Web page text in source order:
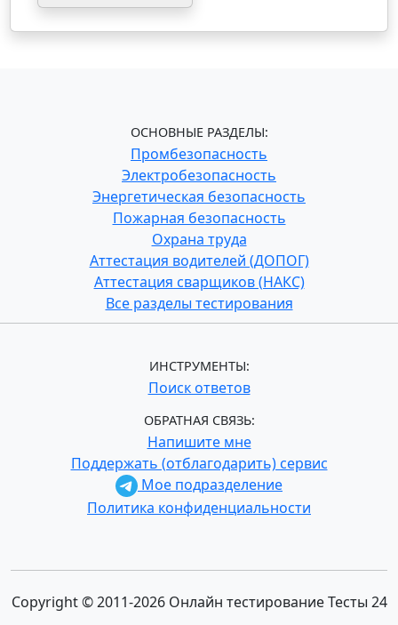
ОСНОВНЫЕ РАЗДЕЛЫ:
Промбезопасность
Электробезопасность
Энергетическая безопасность
Пожарная безопасность
Охрана труда
Аттестация водителей (ДОПОГ)
Аттестация сварщиков (НАКС)
Все разделы тестирования
ИНСТРУМЕНТЫ:
Поиск ответов
ОБРАТНАЯ СВЯЗЬ:
Напишите мне
Поддержать (отблагодарить) сервис
Мое подразделение
Политика конфиденциальности
Copyright © 2011-2026 Онлайн тестирование Тесты 24